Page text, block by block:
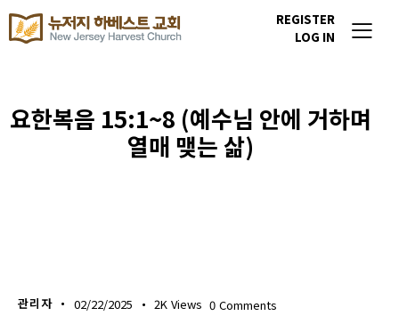
REGISTER
LOG IN
요한복음 15:1~8 (예수님 안에 거하며
열매 맺는 삶)
관리자 02/22/2025 2K Views 0 Comments